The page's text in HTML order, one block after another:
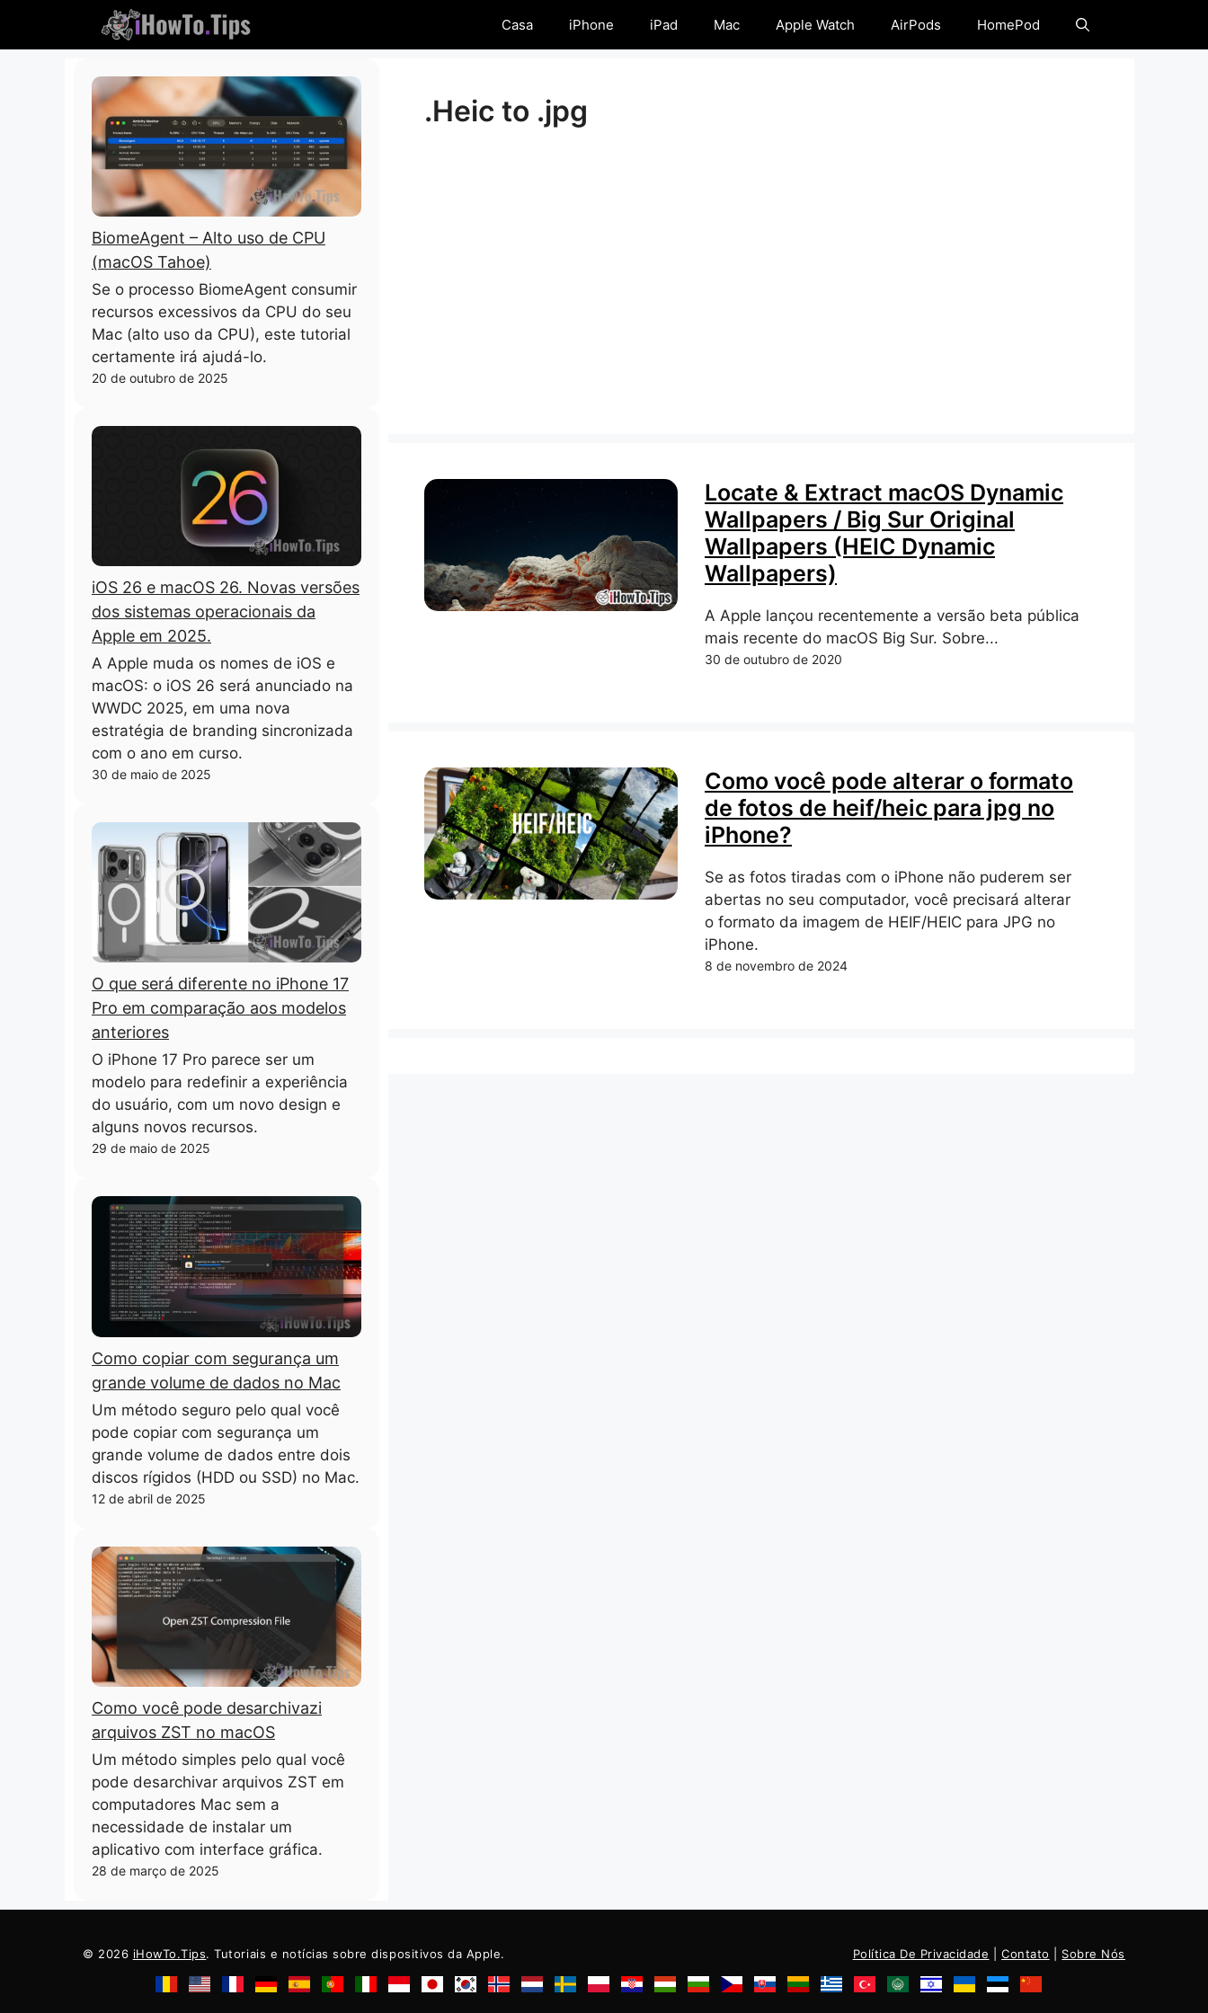
o
Casa iPhone iPad Mac Apple Watch AirPods HomePod
.Heic to .jpg
Locate & Extract macOS Dynamic
Wallpapers / Big Sur Original
Wallpapers (HEIC Dynamic
Wallpapers)
A Apple lançou recentemente a versão beta pública
mais recente do macOS Big Sur. Sobre...
30 de outubro de 2020
Como você pode alterar o formato
de fotos de heif/heic para jpg no
iPhone?
Se as fotos tiradas com o iPhone não puderem ser
abertas no seu computador, você precisará alterar
o formato da imagem de HEIF/HEIC para JPG no
iPhone.
8 de novembro de 2024
BiomeAgent – ​​Alto uso de CPU
(macOS Tahoe)
Se o processo BiomeAgent consumir
recursos excessivos da CPU do seu
Mac (alto uso da CPU), este tutorial
certamente irá ajudá-lo.
20 de outubro de 2025
iOS 26 e macOS 26. Novas versões
dos sistemas operacionais da
Apple em 2025.
A Apple muda os nomes de iOS e
macOS: o iOS 26 será anunciado na
WWDC 2025, em uma nova
estratégia de branding sincronizada
com o ano em curso.
30 de maio de 2025
O que será diferente no iPhone 17
Pro em comparação aos modelos
anteriores
O iPhone 17 Pro parece ser um
modelo para redefinir a experiência
do usuário, com um novo design e
alguns novos recursos.
29 de maio de 2025
Como copiar com segurança um
grande volume de dados no Mac
Um método seguro pelo qual você
pode copiar com segurança um
grande volume de dados entre dois
discos rígidos (HDD ou SSD) no Mac.
12 de abril de 2025
Como você pode desarchivazi
arquivos ZST no macOS
Um método simples pelo qual você
pode desarchivar arquivos ZST em
computadores Mac sem a
necessidade de instalar um
aplicativo com interface gráfica.
28 de março de 2025
© 2026 iHowTo.Tips. Tutoriais e notícias sobre dispositivos da Apple. Política De Privacidade |Contato Sobre Nós